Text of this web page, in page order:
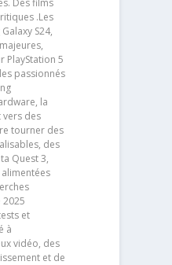
.Les
S24,
PlayStation 5
passionnés
la
des
tourner des
des
Quest 3,
2025
et
à
vidéo, des
et de